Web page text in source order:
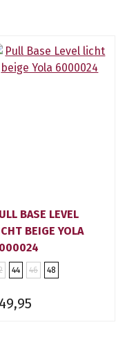
BASE LEVEL
BEIGE YOLA
44 46 48